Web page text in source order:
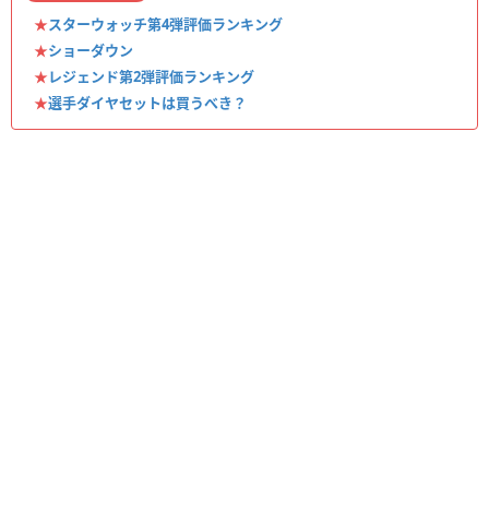
★スターウォッチ第4弾評価ランキング
★ショーダウン
★レジェンド第2弾評価ランキング
★選手ダイヤセットは買うべき？